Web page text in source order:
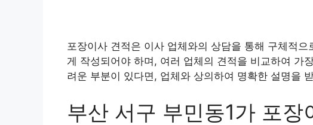
포장이사 견적은 이사 업체와의 상담을 통해 구체적
게 작성되어야 하며, 여러 업체의 견적을 비교하여 가
려운 부분이 있다면, 업체와 상의하여 명확한 설명을
부산 서구 부민동1가 포장